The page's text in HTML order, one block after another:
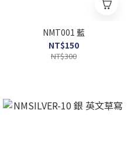
NMT001 藍
NT$150
NT$300